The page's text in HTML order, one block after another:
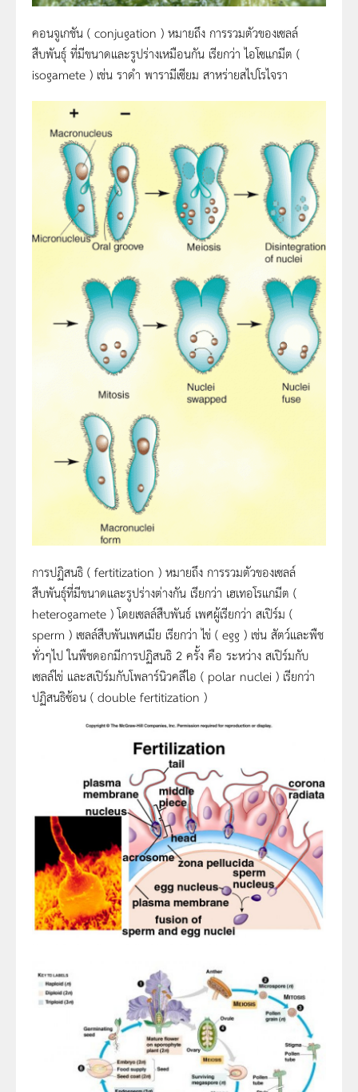
คอนจูเกชัน ( conjugation ) หมายถึง การรวมตัวของเซลล์
สืบพันธุ์ ที่มีขนาดและรูปร่างเหมือนกัน เรียกว่า ไอโซแกมีต (
isogamete ) เช่น ราดำ พารามีเซียม สาหร่ายสไปโรไจรา
การปฏิสนธิ ( fertitization ) หมายถึง การรวมตัวของเซลล์
สืบพันธุ์ที่มีขนาดและรูปร่างต่างกัน เรียกว่า เฮเทอโรแกมีต (
heterogamete ) โดยเซลล์สืบพันธ์ เพศผู้เรียกว่า สเปิร์ม (
sperm ) เซลล์สืบพันเพศเมีย เรียกว่า ไข่ ( egg ) เช่น สัตว์และพืช
ทั่วๆไป ในพืชดอกมีการปฏิสนธิ 2 ครั้ง คือ ระหว่าง สเปิร์มกับ
เซลล์ไข่ และสเปิร์มกับโพลาร์นิวคลีไอ ( polar nuclei ) เรียกว่า
ปฏิสนธิซ้อน ( double fertitization )